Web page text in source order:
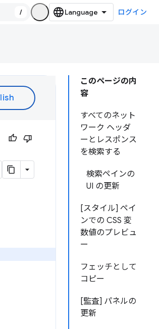
/ ログイン
このページの内
容
すべてのネット
ワーク ヘッダ
ーとレスポンス
を検索する
検索ペインの
UI の更新
[スタイル] ペイ
ンでの CSS 変
数値のプレビュ
ー
フェッチとして
コピー
[監査] パネルの
更新